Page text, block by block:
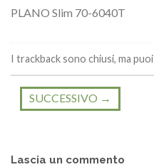
PLANO Slim 70-6040T
I trackback sono chiusi, ma puoi
SUCCESSIVO →
Lascia un commento